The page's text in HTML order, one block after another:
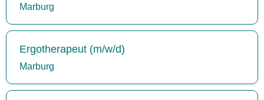
Marburg
Ergotherapeut (m/w/d)
Marburg